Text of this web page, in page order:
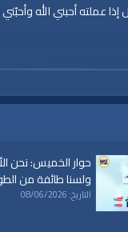
عملته أحبني الله وأحبّني
حوار الخميس: نحن
ولسنا طائفة من
التاريخ: 08/06/2026